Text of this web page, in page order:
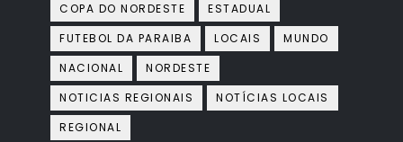
COPA DO NORDESTE
ESTADUAL
FUTEBOL DA PARAIBA
LOCAIS
MUNDO
NACIONAL
NORDESTE
NOTICIAS REGIONAIS
NOTÍCIAS LOCAIS
REGIONAL